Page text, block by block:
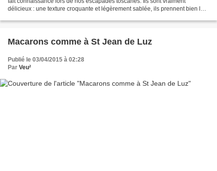
délicieux : une texture croquante et légèrement sablée, ils prennent bien les
Macarons comme à St Jean de Luz
Publié le 03/04/2015 à 02:28
Par Veu²